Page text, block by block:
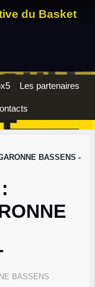
du Basket
Les partenaires
BASSENS -
BASSENS